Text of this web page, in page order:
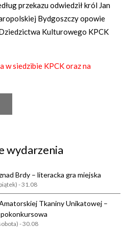
przekazu odwiedził król Jan
Bydgoszczy opowie
Kulturowego KPCK
w siedzibie KPCK oraz na
wydarzenia
Brdy – literacka gra miejska
- 31.08
Tkaniny Unikatowej –
- 30.08